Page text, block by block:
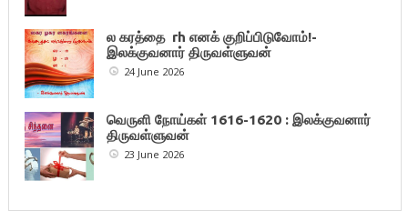
ல கரத்தை rh எனக் குறிப்பிடுவோம்!-
இலக்குவனார் திருவள்ளுவன்
24 June 2026
வெருளி நோய்கள் 1616-1620 : இலக்குவனார்
திருவள்ளுவன்
23 June 2026